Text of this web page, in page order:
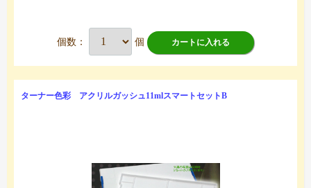
個数： 個 カートに入れる
ターナー色彩 アクリルガッシュ11mlスマートセットB